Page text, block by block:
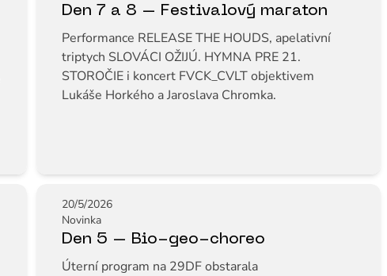
Den 7 a 8 – Festivalový maraton
Performance RELEASE THE HOUDS, apelativní
triptych SLOVÁCI OŽIJÚ. HYMNA PRE 21.
STOROČIE i koncert FVCK_CVLT objektivem
Lukáše Horkého a Jaroslava Chromka.
20/5/2026
Novinka
Den 5 – Bio-geo-choreo
Úterní program na 29DF obstarala